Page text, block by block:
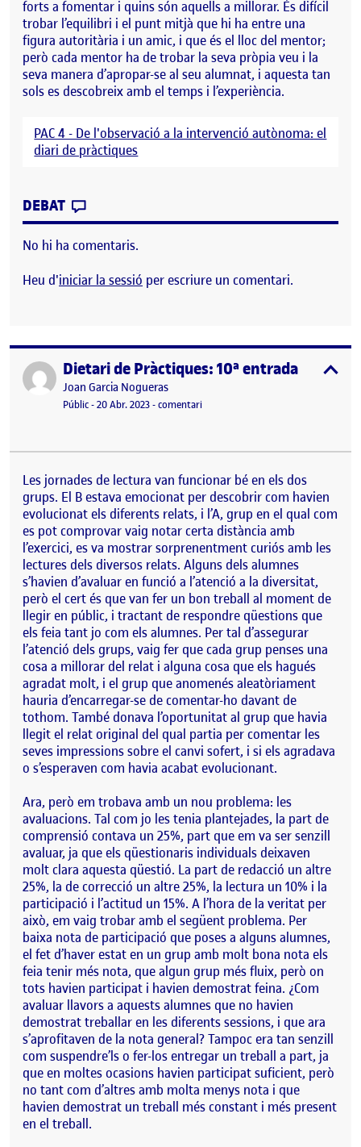
forts a fomentar i quins són aquells a millorar. És difícil
trobar l’equilibri i el punt mitjà que hi ha entre una
figura autoritària i un amic, i que és el lloc del mentor;
però cada mentor ha de trobar la seva pròpia veu i la
seva manera d’apropar-se al seu alumnat, i aquesta tan
sols es descobreix amb el temps i l’experiència.
PAC 4 - De l'observació a la intervenció autònoma: el
diari de pràctiques
DEBAT
No hi ha comentaris.
Heu d'iniciar la sessió per escriure un comentari.
Publicat perDietari de Pràctiques: 10ª entrada
Publicat per
Joan Garcia Nogueras
Visibilitat:
Públic-Data de publicació
20 Abr. 2023-comentariel Dietari de Pràctiques: 10ª entrada
Les jornades de lectura van funcionar bé en els dos
grups. El B estava emocionat per descobrir com havien
evolucionat els diferents relats, i l’A, grup en el qual com
es pot comprovar vaig notar certa distància amb
l’exercici, es va mostrar sorprenentment curiós amb les
lectures dels diversos relats. Alguns dels alumnes
s’havien d’avaluar en funció a l’atenció a la diversitat,
però el cert és que van fer un bon treball al moment de
llegir en públic, i tractant de respondre qüestions que
els feia tant jo com els alumnes. Per tal d’assegurar
l’atenció dels grups, vaig fer que cada grup penses una
cosa a millorar del relat i alguna cosa que els hagués
agradat molt, i el grup que anomenés aleatòriament
hauria d’encarregar-se de comentar-ho davant de
tothom. També donava l’oportunitat al grup que havia
llegit el relat original del qual partia per comentar les
seves impressions sobre el canvi sofert, i si els agradava
o s’esperaven com havia acabat evolucionant.
Ara, però em trobava amb un nou problema: les
avaluacions. Tal com jo les tenia plantejades, la part de
comprensió contava un 25%, part que em va ser senzill
avaluar, ja que els qüestionaris individuals deixaven
molt clara aquesta qüestió. La part de redacció un altre
25%, la de correcció un altre 25%, la lectura un 10% i la
participació i l’actitud un 15%. A l’hora de la veritat per
això, em vaig trobar amb el següent problema. Per
baixa nota de participació que poses a alguns alumnes,
el fet d’haver estat en un grup amb molt bona nota els
feia tenir més nota, que algun grup més fluix, però on
tots havien participat i havien demostrat feina. ¿Com
avaluar llavors a aquests alumnes que no havien
demostrat treballar en les diferents sessions, i que ara
s’aprofitaven de la nota general? Tampoc era tan senzill
com suspendre’ls o fer-los entregar un treball a part, ja
que en moltes ocasions havien participat suficient, però
no tant com d’altres amb molta menys nota i que
havien demostrat un treball més constant i més present
en el treball.